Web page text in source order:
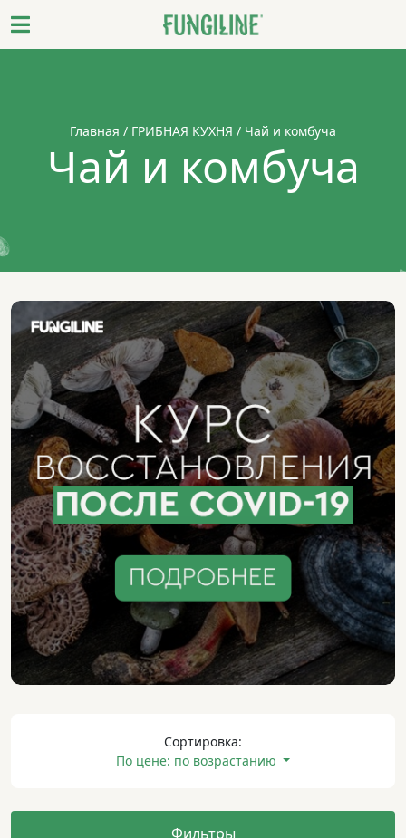
Главная / ГРИБНАЯ КУХНЯ / Чай и комбуча
Чай и комбуча
Сортировка:
По цене: по возрастанию
Фильтры